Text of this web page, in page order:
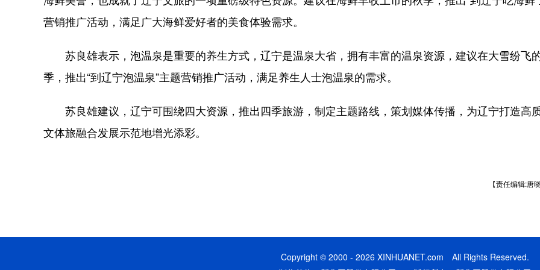
营销推广活动，满足广大海鲜爱好者的美食体验需求。
苏良雄表示，泡温泉是重要的养生方式，辽宁是温泉大省，拥有丰富的温泉资源，建议在大雪纷飞
季，推出“到辽宁泡温泉”主题营销推广活动，满足养生人士泡温泉的需求。
苏良雄建议，辽宁可围绕四大资源，推出四季旅游，制定主题路线，策划媒体传播，为辽宁打造高
文体旅融合发展示范地增光添彩。
【责任编辑:唐
Copyright © 2000 - 2026 XINHUANET.com All Rights Reserved.